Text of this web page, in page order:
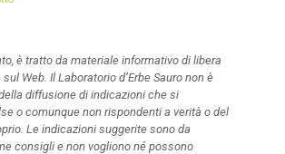
è tratto da materiale informativo di libera
Web. Il Laboratorio d’Erbe Sauro non è
diffusione di indicazioni che si
o comunque non rispondenti a verità o del
Le indicazioni suggerite sono da
consigli e non vogliono né possono